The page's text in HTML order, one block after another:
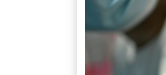
La Bourse de Paris toujours en hausse
Les Bourses européennes en hausse